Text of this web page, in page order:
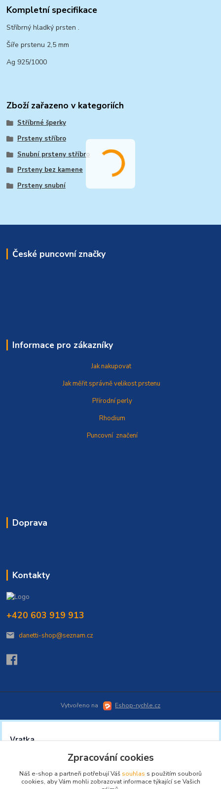
Kompletní specifikace
Stříbrný hladký prsten .
Šíře prstenu 2,5 mm
Ag 925/1000
Zboží zařazeno v kategoriích
Stříbrné šperky
Prsteny stříbro
Snubní prsteny stříbro
Prsteny bez kamene
Prsteny snubní
České puncovní značky
Informace pro zákazníky
Jak nakupovat
Jak měřit správněvelikost prstenu
Přírodní perly
Rhodium
Puncovní značení
Doprava
Kontakty
+420 603 919 913
danetti-shop@seznam.cz
Vytvořeno na Eshop-rychle.cz
Zpracování cookies
Náš e-shop a partneři potřebují Váš souhlas s použitím souborů
cookies, aby Vám mohli zobrazovat informace týkající se Vašich